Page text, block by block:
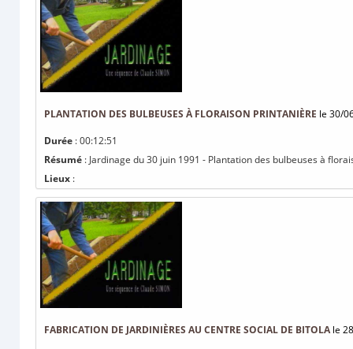
PLANTATION DES BULBEUSES À FLORAISON PRINTANIÈRE le 30/
Durée : 00:12:51
Résumé : Jardinage du 30 juin 1991 - Plantation des bulbeuses à
Lieux :
FABRICATION DE JARDINIÈRES AU CENTRE SOCIAL DE BITOLA le